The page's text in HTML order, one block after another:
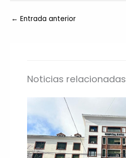
← Entrada anterior
Noticias relacionadas